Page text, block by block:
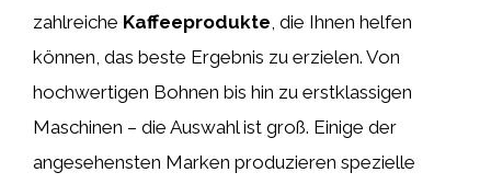
zahlreiche Kaffeeprodukte , die Ihnen helfen
können, das beste Ergebnis zu erzielen. Von
hochwertigen Bohnen bis hin zu erstklassigen
Maschinen – die Auswahl ist groß. Einige der
angesehensten Marken produzieren spezielle